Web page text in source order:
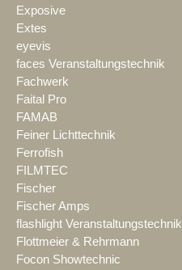
Exposive
Extes
eyevis
faces Veranstaltungstechnik
Fachwerk
Faital Pro
FAMAB
Feiner Lichttechnik
Ferrofish
FILMTEC
Fischer
Fischer Amps
flashlight Veranstaltungstechnik
Flottmeier & Rehrmann
Focon Showtechnic